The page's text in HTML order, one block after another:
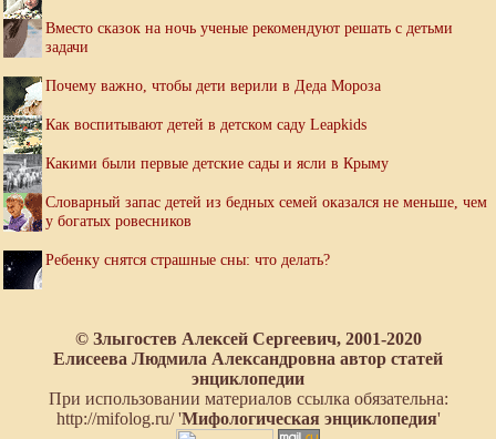
Вместо сказок на ночь ученые рекомендуют решать с детьми
задачи
Почему важно, чтобы дети верили в Деда Мороза
Как воспитывают детей в детском саду Leapkids
Какими были первые детские сады и ясли в Крыму
Словарный запас детей из бедных семей оказался не меньше, чем
у богатых ровесников
Ребенку снятся страшные сны: что делать?
© Злыгостев Алексей Сергеевич, 2001-2020
Елисеева Людмила Александровна автор статей
энциклопедии
При использовании материалов ссылка обязательна:
http://mifolog.ru/ 'Мифологическая энциклопедия'